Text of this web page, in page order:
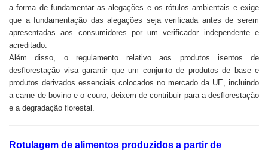
a forma de fundamentar as alegações e os rótulos ambientais e exige
que a fundamentação das alegações seja verificada antes de serem
apresentadas aos consumidores por um verificador independente e
acreditado.
Além disso, o regulamento relativo aos produtos isentos de
desflorestação visa garantir que um conjunto de produtos de base e
produtos derivados essenciais colocados no mercado da UE, incluindo
a carne de bovino e o couro, deixem de contribuir para a desflorestação
e a degradação florestal.
Rotulagem de alimentos produzidos a partir de